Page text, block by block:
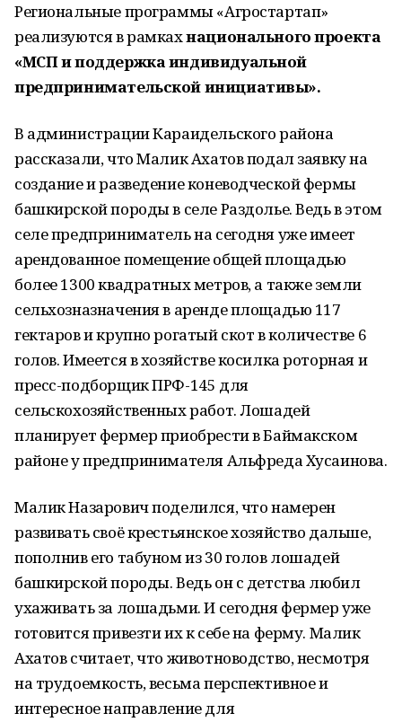
Региональные программы «Агростартап»
реализуются в рамкахнационального проекта
«МСП и поддержка индивидуальной
предпринимательской инициативы».
В администрации Караидельского района
рассказали, что Малик Ахатов подал заявку на
создание и разведение коневодческой фермы
башкирской породы в селе Раздолье. Ведь в этом
селе предприниматель на сегодня уже имеет
арендованное помещение общей площадью
более 1300 квадратных метров, а также земли
сельхозназначения в аренде площадью 117
гектаров и крупно рогатый скот в количестве 6
голов. Имеется в хозяйстве косилка роторная и
пресс-подборщик ПРФ-145 для
сельскохозяйственных работ. Лошадей
планирует фермер приобрести в Баймакском
районе у предпринимателя Альфреда Хусаинова.
Малик Назарович поделился, что намерен
развивать своё крестьянское хозяйство дальше,
пополнив его табуном из 30 голов лошадей
башкирской породы. Ведь он с детства любил
ухаживать за лошадьми. И сегодня фермер уже
готовится привезти их к себе на ферму. Малик
Ахатов считает, что животноводство, несмотря
на трудоемкость, весьма перспективное и
интересное направление для